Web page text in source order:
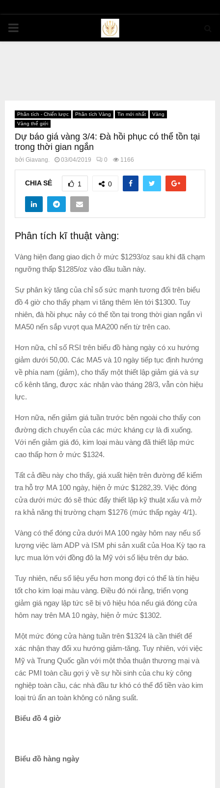
PRIMARY
Phân tích - Chiến lược Phân tích Vàng Tin mới nhất
Vàng
Vàng thế giới
Dự báo giá vàng 3/4: Đà hồi phục có thể tồn tại
trong thời gian ngắn
bởi Giavang. 03/04/2019 0 1166
CHIA SẺ 1 0
Phân tích kĩ thuật vàng:
Vàng hiện đang giao dịch ở mức $1293/oz sau khi đã chạm
ngưỡng thấp $1285/oz vào đầu tuần này.
Sự phân kỳ tăng của chỉ số sức mạnh tương đối trên biểu
đồ 4 giờ cho thấy phạm vi tăng thêm lên tới $1300. Tuy
nhiên, đà hồi phục nảy có thể tồn tại trong thời gian ngắn vì
MA50 nến sắp vượt qua MA200 nến từ trên cao.
Hơn nữa, chỉ số RSI trên biểu đồ hàng ngày có xu hướng
giảm dưới 50,00. Các MA5 và 10 ngày tiếp tục định hướng
về phía nam (giảm), cho thấy một thiết lập giảm giá và sự
cố kênh tăng, được xác nhận vào tháng 28/3, vẫn còn hiệu
lực.
Hơn nữa, nến giảm giá tuần trước bên ngoài cho thấy con
đường dịch chuyển của các mức kháng cự là đi xuống.
Với nến giảm giá đó, kim loại màu vàng đã thiết lập mức
cao thấp hơn ở mức $1324.
Tất cả điều này cho thấy, giá xuất hiện trên đường để kiểm
tra hỗ trợ MA 100 ngày, hiện ở mức $1282,39. Việc đóng
cửa dưới mức đó sẽ thúc đẩy thiết lập kỹ thuật xấu và mở
ra khả năng thị trường chạm $1276 (mức thấp ngày 4/1).
Vàng có thể đóng cửa dưới MA 100 ngày hôm nay nếu số
lượng việc làm ADP và ISM phi sản xuất của Hoa Kỳ tạo ra
lực mua lớn với đồng đô la Mỹ với số liệu trên dự báo.
Tuy nhiên, nếu số liệu yếu hơn mong đợi có thể là tín hiệu
tốt cho kim loại màu vàng. Điều đó nói rằng, triển vọng
giảm giá ngay lập tức sẽ bị vô hiệu hóa nếu giá đóng cửa
hôm nay trên MA 10 ngày, hiện ở mức $1302.
Một mức đóng cửa hàng tuần trên $1324 là cần thiết để
xác nhận thay đổi xu hướng giảm-tăng. Tuy nhiên, với việc
Mỹ và Trung Quốc gần với một thỏa thuận thương mại và
các PMI toàn cầu gợi ý về sự hồi sinh của chu kỳ công
nghiệp toàn cầu, các nhà đầu tư khó có thể đổ tiền vào kim
loại trú ẩn an toàn không có năng suất.
Biểu đồ 4 giờ
Biểu đồ hàng ngày